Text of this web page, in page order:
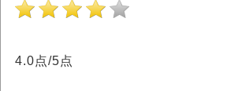
4.0点/5点